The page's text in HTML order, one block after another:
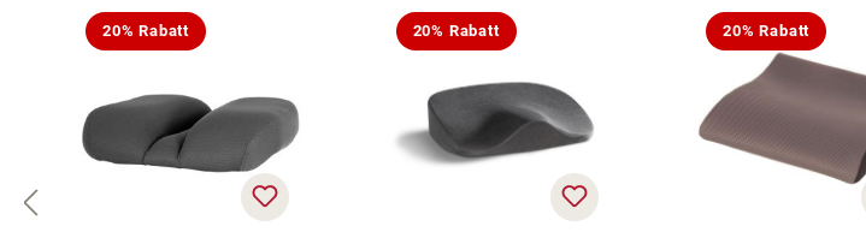
20% Rabatt 20% Rabatt 20% Rabatt